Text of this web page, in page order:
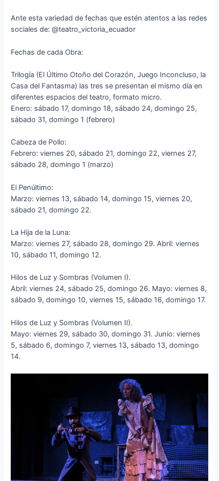
Ante esta variedad de fechas que estén atentos a las redes
sociales de: @teatro_victoria_ecuador
Fechas de cada Obra:
Trilogía (El Último Otoño del Corazón, Juego Inconcluso, la
Casa del Fantasma) las tres se presentan el mismo día en
diferentes espacios del teatro, formato micro.
Enero: sábado 17, domingo 18, sábado 24, domingo 25,
sábado 31, domingo 1 (febrero)
Cabeza de Pollo:
Febrero: viernes 20, sábado 21, domingo 22, viernes 27,
sábado 28, domingo 1 (marzo)
El Penúltimo:
Marzo: viernes 13, sábado 14, domingo 15, viernes 20,
sábado 21, domingo 22.
La Hija de la Luna:
Marzo: viernes 27, sábado 28, domingo 29. Abril: viernes
10, sábado 11, domingo 12.
Hilos de Luz y Sombras (Volumen I).
Abril: viernes 24, sábado 25, domingo 26. Mayo: viernes 8,
sábado 9, domingo 10, viernes 15, sábado 16, domingo 17.
Hilos de Luz y Sombras (Volumen II).
Mayo: viernes 29, sábado 30, domingo 31. Junio: viernes
5, sábado 6, domingo 7, viernes 13, sábado 13, domingo
14.